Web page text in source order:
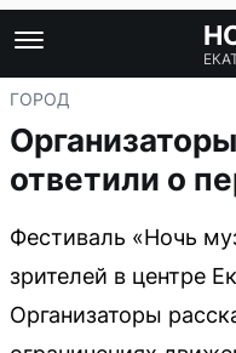
ГОРОД
ответили о
Фестиваль «Ночь
зрителей в центре
Организаторы